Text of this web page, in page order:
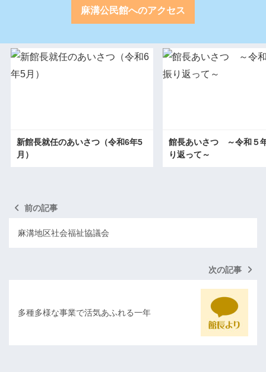
麻溝公民館へのアクセス
新館長就任のあいさつ（令和6年5
月）
館長あいさつ ～令和５
り返って～
前の記事
麻溝地区社会福祉協議会
次の記事
多種多様な事業で活気あふれる一年